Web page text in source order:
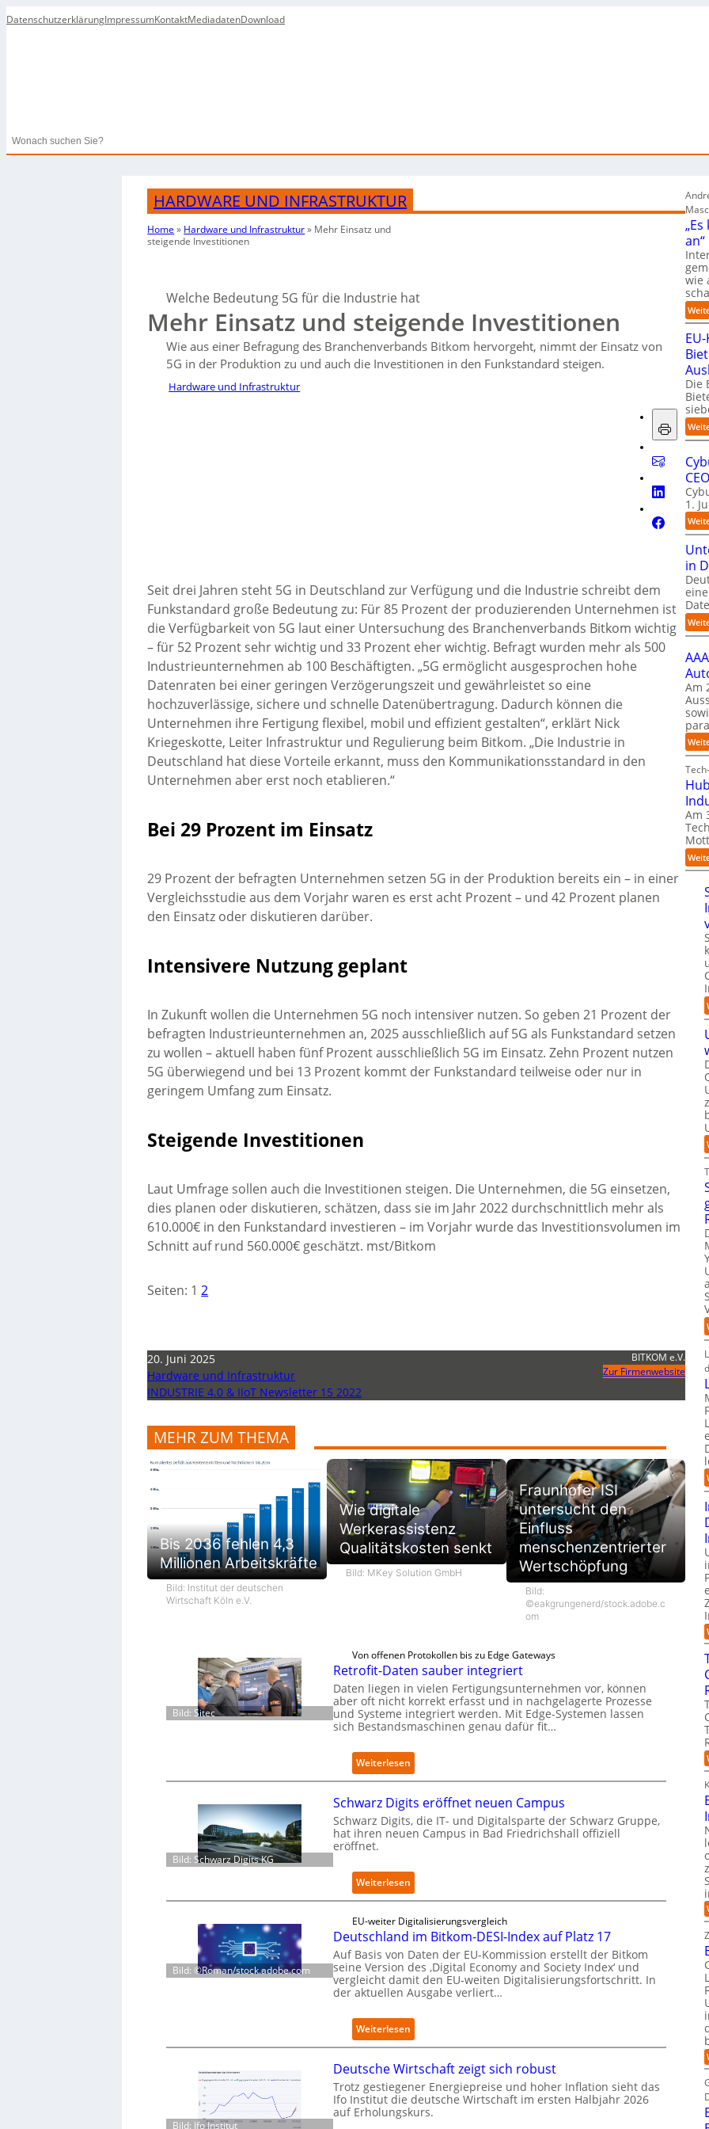
DatenschutzerklärungImpressumKontaktMediadatenDownload
Search
HARDWARE UND INFRASTRUKTUR
Home » Hardware und Infrastruktur» Mehr Einsatz und
steigende Investitionen
Welche Bedeutung 5G für die Industrie hat
Mehr Einsatz und steigende Investitionen
Wie aus einer Befragung des Branchenverbands Bitkom hervorgeht, nimmt der Einsatz von
5G in der Produktion zu und auch die Investitionen in den Funkstandard steigen.
Hardware und Infrastruktur
Seit drei Jahren steht 5G in Deutschland zur Verfügung und die Industrie schreibt dem
Funkstandard große Bedeutung zu: Für 85 Prozent der produzierenden Unternehmen ist
die Verfügbarkeit von 5G laut einer Untersuchung des Branchenverbands Bitkom wichtig
– für 52 Prozent sehr wichtig und 33 Prozent eher wichtig. Befragt wurden mehr als 500
Industrieunternehmen ab 100 Beschäftigten. „5G ermöglicht ausgesprochen hohe
Datenraten bei einer geringen Verzögerungszeit und gewährleistet so eine
hochzuverlässige, sichere und schnelle Datenübertragung. Dadurch können die
Unternehmen ihre Fertigung flexibel, mobil und effizient gestalten“, erklärt Nick
Kriegeskotte, Leiter Infrastruktur und Regulierung beim Bitkom. „Die Industrie in
Deutschland hat diese Vorteile erkannt, muss den Kommunikationsstandard in den
Unternehmen aber erst noch etablieren.“
Bei 29 Prozent im Einsatz
29 Prozent der befragten Unternehmen setzen 5G in der Produktion bereits ein – in einer
Vergleichsstudie aus dem Vorjahr waren es erst acht Prozent – und 42 Prozent planen
den Einsatz oder diskutieren darüber.
Intensivere Nutzung geplant
In Zukunft wollen die Unternehmen 5G noch intensiver nutzen. So geben 21 Prozent der
befragten Industrieunternehmen an, 2025 ausschließlich auf 5G als Funkstandard setzen
zu wollen – aktuell haben fünf Prozent ausschließlich 5G im Einsatz. Zehn Prozent nutzen
5G überwiegend und bei 13 Prozent kommt der Funkstandard teilweise oder nur in
geringem Umfang zum Einsatz.
Steigende Investitionen
Laut Umfrage sollen auch die Investitionen steigen. Die Unternehmen, die 5G einsetzen,
dies planen oder diskutieren, schätzen, dass sie im Jahr 2022 durchschnittlich mehr als
610.000€ in den Funkstandard investieren – im Vorjahr wurde das Investitionsvolumen im
Schnitt auf rund 560.000€ geschätzt. mst/Bitkom
Seiten: 1 2
20. Juni 2025
Hardware und Infrastruktur
INDUSTRIE 4.0 & IIoT Newsletter 15 2022
BITKOM e.V.
Zur Firmenwebsite
MEHR ZUM THEMA
Bis 2036 fehlen 4,3
Millionen Arbeitskräfte
Bild: Institut der deutschen
Wirtschaft Köln e.V.
Wie digitale
Werkerassistenz
Qualitätskosten senkt
Bild: MKey Solution GmbH
Fraunhofer ISI
untersucht den
Einfluss
menschenzentrierter
Wertschöpfung
Bild:
©eakgrungenerd/stock.adobe.c
om
Bild: Sitec
Von offenen Protokollen bis zu Edge Gateways
Retrofit-Daten sauber integriert
Daten liegen in vielen Fertigungsunternehmen vor, können
aber oft nicht korrekt erfasst und in nachgelagerte Prozesse
und Systeme integriert werden. Mit Edge-Systemen lassen
sich Bestandsmaschinen genau dafür fit…
Weiterlesen:
R
t
r
o
t
-
D
a
t
n
s
a
b
e
r
n
t
e
g
Bild: Schwarz Digits KG
Schwarz Digits eröffnet neuen Campus
Schwarz Digits, die IT- und Digitalsparte der Schwarz Gruppe,
hat ihren neuen Campus in Bad Friedrichshall offiziell
eröffnet.
Weiterlesen:
S
h
w
a
r
z
D
g
i
t
s
r
ö
Bild: ©Roman/stock.adobe.com
EU-weiter Digitalisierungsvergleich
Deutschland im Bitkom-DESI-Index auf Platz 17
Auf Basis von Daten der EU-Kommission erstellt der Bitkom
seine Version des ‚Digital Economy and Society Index‘ und
vergleicht damit den EU-weiten Digitalisierungsfortschritt. In
der aktuellen Ausgabe verliert…
Weiterlesen:
D
u
t
s
c
Bild: Ifo Institut
Deutsche Wirtschaft zeigt sich robust
Trotz gestiegener Energiepreise und hoher Inflation sieht das
Ifo Institut die deutsche Wirtschaft im ersten Halbjahr 2026
auf Erholungskurs.
an“
wie
Die
CEO
1.
in
Am
Am